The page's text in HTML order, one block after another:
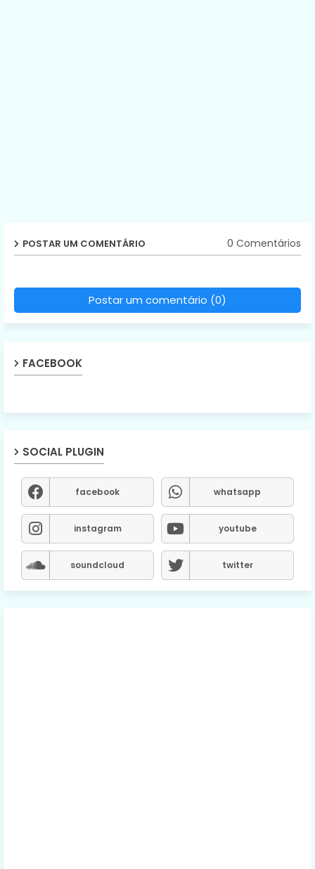
POSTAR UM COMENTÁRIO 0 Comentários
Postar um comentário (0)
FACEBOOK
SOCIAL PLUGIN
facebook whatsapp
instagram youtube
soundcloud twitter